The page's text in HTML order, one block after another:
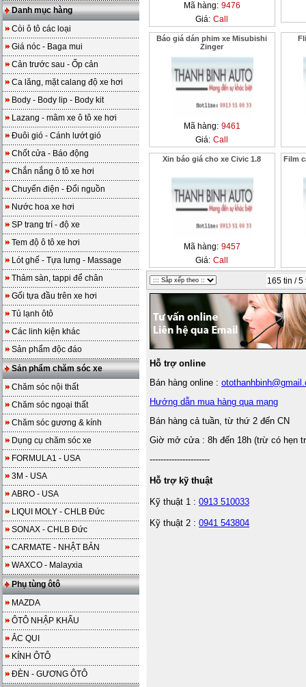
Danh mục hàng
Còi ô tô các loại
Giá nóc - Baga mui
Cản trước sau - Ốp cản
Ca lăng, mặt calang độ xe hơi
Body - Body lip - Body kit
Lazang - mâm xe ô tô xe hơi
Đuôi gió - Cánh lướt gió
Chốt cửa - Báo động
Chắn nắng ô tô xe hơi
Chuyển điện - Đổi nguồn
Nước hoa xe hơi
SP trang trí - độ xe
Tem độ ô tô xe hơi
Lót ghế - Tựa lưng - Massage
Thảm sàn, tappi để chân
Gối tựa đầu trên xe hơi
Tủ lạnh ôtô
Các linh kiện khác
Sản phẩm độc đáo
Sản phẩm chăm sóc xe
Chăm sóc nội thất
Chăm sóc ngoại thất
Chăm sóc gương & kính
Dụng cụ chăm sóc xe
FORMULA1 - USA
3M - USA
ABRO - USA
LIQUI MOLY - CHLB Đức
SONAX - CHLB Đức
CARMATE - NHẬT BẢN
WAXCO - Malayxia
Phụ tùng ôtô
MAZDA
ÔTÔ NHẬP KHẨU
ẮC QUI
KÍNH ÔTÔ
ĐÈN - GƯƠNG ÔTÔ
Mã hàng: 9476
Giá: Call
Báo giá dán phim xe Misubishi
Zinger
Mã hàng: 9461
Giá: Call
Xin báo giá cho xe Civic 1.8
Mã hàng: 9457
Giá: Call
Film
165 tin /
Hỗ trợ online
Bán hàng online :
Hướng dẫn mua hàng qua mạng
Bán hàng cả tuần, từ thứ 2 đến CN
Giờ mở cửa : 8h đến 18h (trừ có hẹn
----------------------
Hỗ trợ kỹ thuật
Kỹ thuật 1 : 0913 510033
Kỹ thuật 2 : 0941 543804